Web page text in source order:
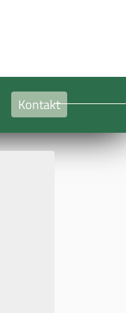
Kontakt